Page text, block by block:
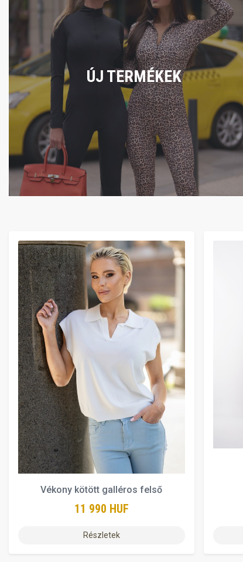
ÚJ TERMÉKEK
Vékony kötött galléros felső
11 990 HUF
Részletek